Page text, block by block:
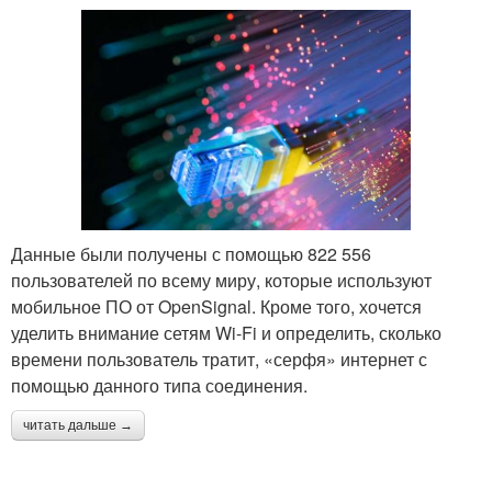
Данные были получены с помощью 822 556
пользователей по всему миру, которые используют
мобильное ПО от OpenSignal. Кроме того, хочется
уделить внимание сетям Wi-Fi и определить, сколько
времени пользователь тратит, «серфя» интернет с
помощью данного типа соединения.
читать дальше →